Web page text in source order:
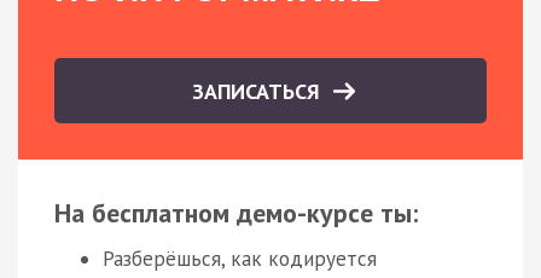
ЗАПИСАТЬСЯ
На бесплатном демо-курсе ты:
Разберёшься, как кодируется